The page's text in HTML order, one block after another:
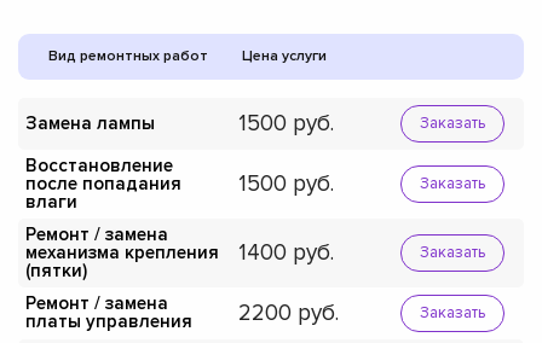
Вид ремонтных работ Цена услуги
Замена лампы 1500 Заказать
Восстановление
после попадания
влаги
1500 Заказать
Ремонт / замена
механизма крепления
(пятки)
1400 Заказать
Ремонт / замена
платы управления
2200 Заказать